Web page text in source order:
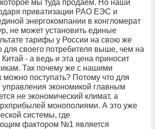
которое мы туда продаём. Но наши
приватизации РАО ЕЭС и
энергокомпании в конгломерат
не может установить единые
тарифы у России на свою же
для своего потребителя выше, чем на
- а ведь и эта цена приносит
Так почему же с нашими
можно поступать? Потому что для
экономикой главным
не экономический климат, а
монополиями. А это уже
системы, где
фактором №1 является